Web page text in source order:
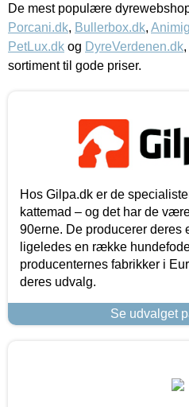
De mest populære
Porcani.dk, Bullerbox.dk,
PetLux.dk og DyreVerdenen.dk
sortiment til gode priser.
Hos Gilpa.dk er de
kattemad – og det har de
90erne. De producerer deres
ligeledes en række
producenternes fabrikker i
deres udvalg.
Se udvalget